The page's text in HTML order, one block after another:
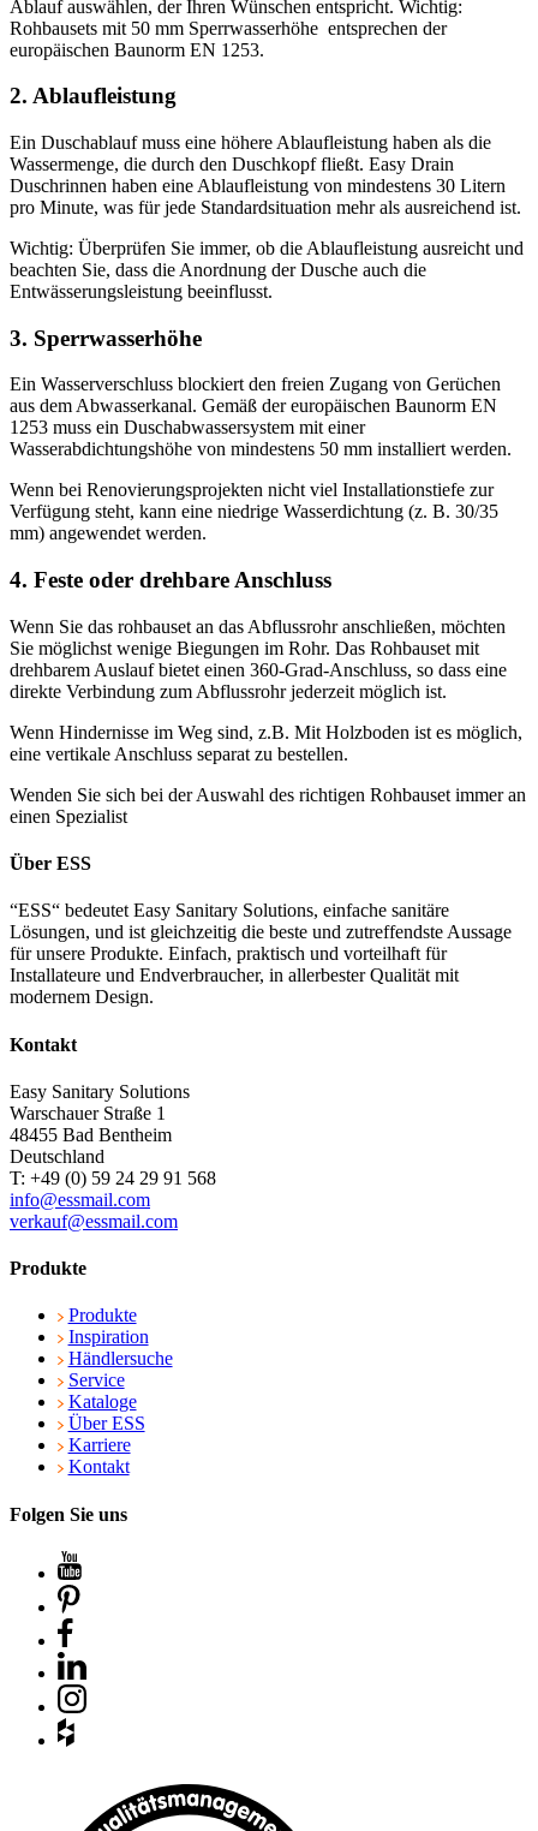
Ablauf auswählen, der Ihren Wünschen entspricht. Wichtig:
Rohbausets mit 50 mm Sperrwasserhöhe entsprechen der
europäischen Baunorm EN 1253.
2. Ablaufleistung
Ein Duschablauf muss eine höhere Ablaufleistung haben als die
Wassermenge, die durch den Duschkopf fließt. Easy Drain
Duschrinnen haben eine Ablaufleistung von mindestens 30 Litern
pro Minute, was für jede Standardsituation mehr als ausreichend ist.
Wichtig: Überprüfen Sie immer, ob die Ablaufleistung ausreicht und
beachten Sie, dass die Anordnung der Dusche auch die
Entwässerungsleistung beeinflusst.
3. Sperrwasserhöhe
Ein Wasserverschluss blockiert den freien Zugang von Gerüchen
aus dem Abwasserkanal. Gemäß der europäischen Baunorm EN
1253 muss ein Duschabwassersystem mit einer
Wasserabdichtungshöhe von mindestens 50 mm installiert werden.
Wenn bei Renovierungsprojekten nicht viel Installationstiefe zur
Verfügung steht, kann eine niedrige Wasserdichtung (z. B. 30/35
mm) angewendet werden.
4. Feste oder drehbare Anschluss
Wenn Sie das rohbauset an das Abflussrohr anschließen, möchten
Sie möglichst wenige Biegungen im Rohr. Das Rohbauset mit
drehbarem Auslauf bietet einen 360-Grad-Anschluss, so dass eine
direkte Verbindung zum Abflussrohr jederzeit möglich ist.
Wenn Hindernisse im Weg sind, z.B. Mit Holzboden ist es möglich,
eine vertikale Anschluss separat zu bestellen.
Wenden Sie sich bei der Auswahl des richtigen Rohbauset immer an
einen Spezialist
Über ESS
“ESS“ bedeutet Easy Sanitary Solutions, einfache sanitäre
Lösungen, und ist gleichzeitig die beste und zutreffendste Aussage
für unsere Produkte. Einfach, praktisch und vorteilhaft für
Installateure und Endverbraucher, in allerbester Qualität mit
modernem Design.
Kontakt
Easy Sanitary Solutions
Warschauer Straße 1
48455 Bad Bentheim
Deutschland
T: +49 (0) 59 24 29 91 568
info@essmail.com
verkauf@essmail.com
Produkte
Produkte
Inspiration
Händlersuche
Service
Kataloge
Über ESS
Karriere
Kontakt
Folgen Sie uns